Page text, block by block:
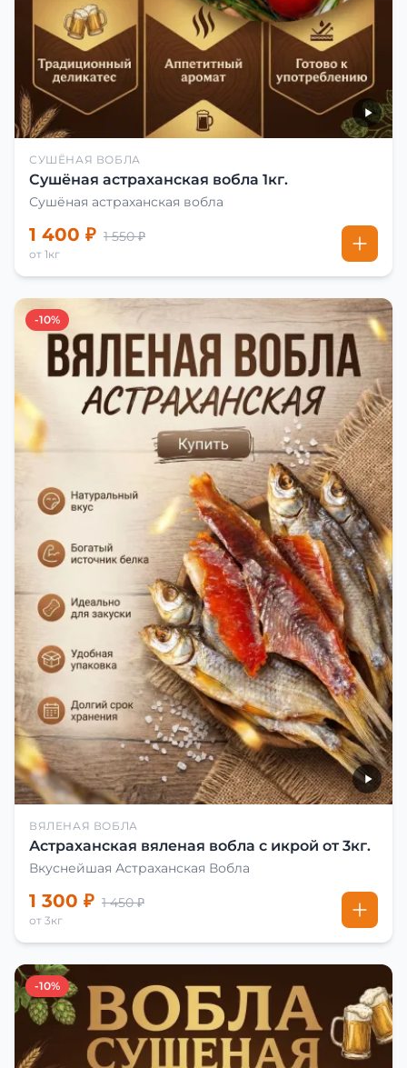
СУШЁНАЯ ВОБЛА
Сушёная астраханская вобла 1кг.
Сушёная астраханская вобла
1 400 ₽ 1 550 ₽
от 1кг
-10%
ВЯЛЕНАЯ ВОБЛА
Астраханская вяленая вобла с икрой от 3кг.
Вкуснейшая Астраханская Вобла
1 300 ₽ 1 450 ₽
от 3кг
-10%